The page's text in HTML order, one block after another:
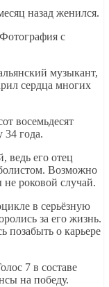
назад женился.
с
музыкант,
сердца многих
восемьдесят
34 года.
ведь его отец
Возможно
роковой случай.
в серьёзную
за его жизнь.
позабыть о карьере
7 в составе
на победу.